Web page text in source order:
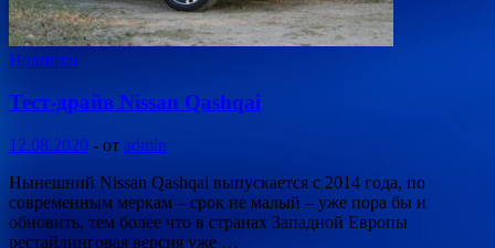
Новинки
Тест-драйв Nissan Qashqai
12.08.2020 - от admin
Нынешний Nissan Qashqai выпускается с 2014 года, по
современным меркам – срок не малый – уже пора бы и
обновить, тем более что в странах Западной Европы
рестайлинговая версия уже …